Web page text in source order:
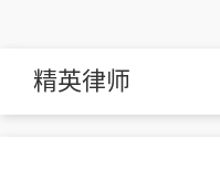
精英律师